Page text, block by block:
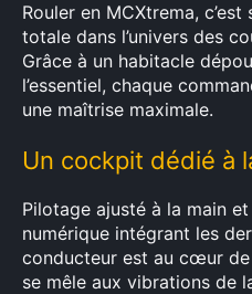
Rouler en MCXtrema, c’est
totale dans l’univers des
Grâce à un habitacle
l’essentiel, chaque
une maîtrise maximale.
Un cockpit dédié à
Pilotage ajusté à la main
numérique intégrant les
conducteur est au cœur de
se mêle aux vibrations de